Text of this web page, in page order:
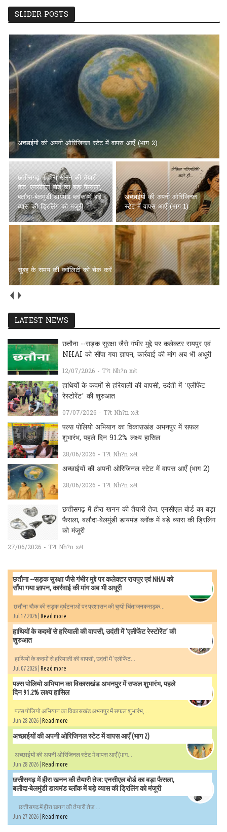
SLIDER POSTS
अच्छाईयों की अपनी ओरिजिनल स्टेट में वापस आएँ (भाग 2)
छत्तीसगढ़ में हीरा खनन की तैयारी
तेज: एनसीएल बोर्ड का बड़ा फैसला,
बलौदा-बेलमुंडी डायमंड ब्लॉक में बड़े
व्यास की ड्रिलिंग को मंजूरी
अच्छाईयों की अपनी ओरिजिनल
स्टेट में वापस आएँ (भाग 1)
सुबह के समय की क्वॉलिटी को चेक करें
LATEST NEWS
छतौना --सड़क सुरक्षा जैसे गंभीर मुद्दे पर कलेक्टर रायपुर एवं
NHAI को सौंपा गया ज्ञापन, कार्रवाई की मांग अब भी अधूरी
12/07/2026 - T?t Nh?n xét
हाथियों के कदमों से हरियाली की वापसी, उदंती में ‘एलीफेंट
रेस्टोरेंट’ की शुरुआत
07/07/2026 - T?t Nh?n xét
पल्स पोलियो अभियान का विकासखंड अभनपुर में सफल
शुभारंभ, पहले दिन 91.2% लक्ष्य हासिल
28/06/2026 - T?t Nh?n xét
अच्छाईयों की अपनी ओरिजिनल स्टेट में वापस आएँ (भाग 2)
28/06/2026 - T?t Nh?n xét
छत्तीसगढ़ में हीरा खनन की तैयारी तेज: एनसीएल बोर्ड का बड़ा
फैसला, बलौदा-बेलमुंडी डायमंड ब्लॉक में बड़े व्यास की ड्रिलिंग
को मंजूरी
27/06/2026 - T?t Nh?n xét
छतौना --सड़क सुरक्षा जैसे गंभीर मुद्दे पर कलेक्टर रायपुर एवं NHAI को
सौंपा गया ज्ञापन, कार्रवाई की मांग अब भी अधूरी
छतौना चौक की सड़क दुर्घटनाओं पर प्रशासन की चुप्पी चिंताजनकसड़क...
Jul 12 2026 | Read more
हाथियों के कदमों से हरियाली की वापसी, उदंती में ‘एलीफेंट रेस्टोरेंट’ की
शुरुआत
हाथियों के कदमों से हरियाली की वापसी, उदंती में ‘एलीफेंट...
Jul 07 2026 | Read more
पल्स पोलियो अभियान का विकासखंड अभनपुर में सफल शुभारंभ, पहले
दिन 91.2% लक्ष्य हासिल
पल्स पोलियो अभियान का विकासखंड अभनपुर में सफल शुभारंभ,...
Jun 28 2026 | Read more
अच्छाईयों की अपनी ओरिजिनल स्टेट में वापस आएँ (भाग 2)
अच्छाईयों की अपनी ओरिजिनल स्टेट में वापस आएँ (भाग...
Jun 28 2026 | Read more
छत्तीसगढ़ में हीरा खनन की तैयारी तेज: एनसीएल बोर्ड का बड़ा फैसला,
बलौदा-बेलमुंडी डायमंड ब्लॉक में बड़े व्यास की ड्रिलिंग को मंजूरी
छत्तीसगढ़ में हीरा खनन की तैयारी तेज:...
Jun 27 2026 | Read more